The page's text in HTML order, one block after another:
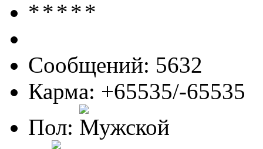
Сообщений: 5632
Карма: +65535/-65535
Пол: